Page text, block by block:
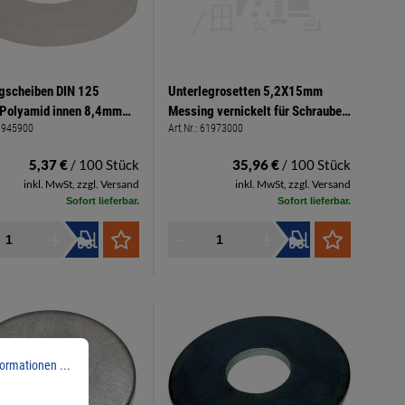
DIN 125
innen 8,4mm
Stärke 1,6mm
5,37 € / 100 Stück
inkl. MwSt, zzgl. Versand
Sofort lieferbar.
Unterlegrosetten 5,2X15mm
Messing vernickelt für Schrauben
4,5-5,0mm
Art.Nr.: 61973000
35,96 € / 100 Stück
inkl. MwSt, zzgl. Versand
Sofort lieferbar.
...